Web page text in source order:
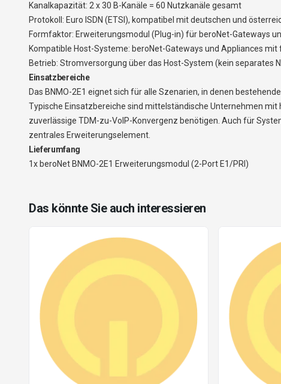
Kanalkapazität: 2 x 30 B-Kanäle = 60 Nutzkanäle gesamt
Protokoll: Euro ISDN (ETSI), kompatibel mit deutschen und
Formfaktor: Erweiterungsmodul (Plug-in) für beroNet-Gateways
Kompatible Host-Systeme: beroNet-Gateways und Appliances
Betrieb: Stromversorgung über das Host-System (kein separates
Einsatzbereiche
Das BNMO-2E1 eignet sich für alle Szenarien, in denen
Typische Einsatzbereiche sind mittelständische Unternehmen
zuverlässige TDM-zu-VoIP-Konvergenz benötigen. Auch für
zentrales Erweiterungselement.
Lieferumfang
1x beroNet BNMO-2E1 Erweiterungsmodul (2-Port E1/PRI)
Das könnte Sie auch interessieren